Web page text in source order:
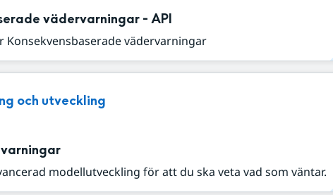
vädervarningar - API
Konsekvensbaserade vädervarningar
och utveckling
modellutveckling för att du ska veta vad som väntar.